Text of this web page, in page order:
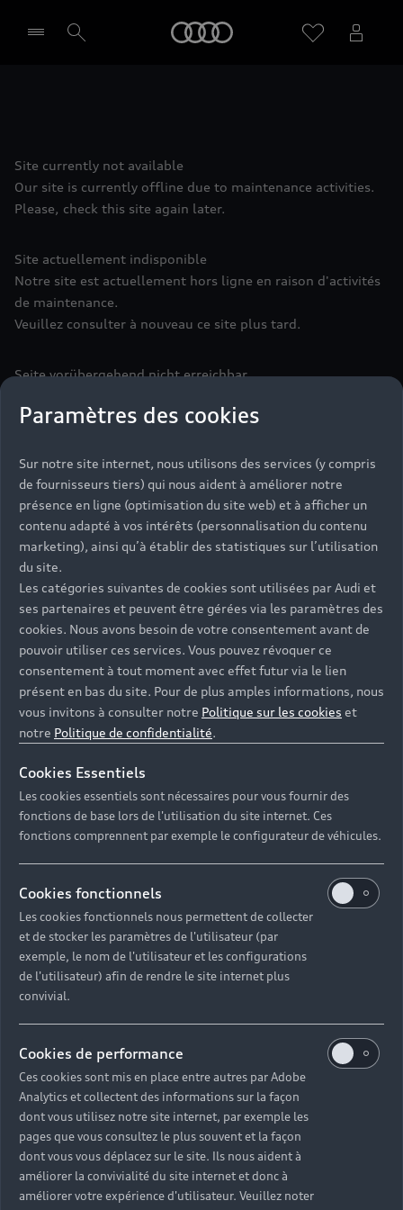
Audi
Site currently not available
Our site is currently offline due to maintenance activities.
Please, check this site again later.
Site actuellement indisponible
Notre site est actuellement hors ligne en raison d'activités
de maintenance.
Veuillez consulter à nouveau ce site plus tard.
Seite vorübergehend nicht erreichbar
vorübergehend nicht erreichbar.
©2026AUDI AG. All rights reserved.
Retour en haut
Accès rapides
Quelle Audi me correspond ?
Tous les modèles
Recherche de véhicules neufs
Véhicules d'occasion disponibles
Demander un essai
Informations et Service Clients
Accessibilité - Clients Sourds et Malentendants
Trouver mon Partenaire Audi
Modèles
Électrique
Hybride rechargeable
Compacte
Berline
Avant
SUV électrique
SUV hybride
SUV
Achat et location
Configurer mon Audi
Réservation et option d'achat
Financer mon Audi
Garanties Audi
Espace Client Audi Financial Services
Heycar
Pour les professionnels
Voiture hybride
Voiture commerciale
SUV société
Achat véhicule de société
Avantages voiture société
Flotte automobile
TVS
Entretenir et réparer mon Audi
Offres Après-Vente
Espace personnel myAudi
Audi connect
Informations client
Functions on Demand
Univers Audi
Notre vision
Audi Sport
Nos technologies
myAudi experience
Audi Shop : Boutique Officielle
© 2026 Audi France. Tous droits réservés.
Mentions légales
Politique sur les cookies
Gérer vos cookies
Politique de confidentialité
Système de lanceur d'alerte
Fiche produit environnementale
Devis & RDV entretien en ligne
Paramètres des cookies
Sur notre site internet, nous utilisons des services (y compris
de fournisseurs tiers) qui nous aident à améliorer notre
présence en ligne (optimisation du site web) et à afficher un
contenu adapté à vos intérêts (personnalisation du contenu
marketing), ainsi qu’à établir des statistiques sur l’utilisation
du site.
Les catégories suivantes de cookies sont utilisées par Audi et
ses partenaires et peuvent être gérées via les paramètres des
cookies. Nous avons besoin de votre consentement avant de
pouvoir utiliser ces services. Vous pouvez révoquer ce
consentement à tout moment avec effet futur via le lien
présent en bas du site. Pour de plus amples informations, nous
vous invitons à consulter notre Politique sur les cookies et
notre Politique de confidentialité.
Cookies Essentiels
Les cookies essentiels sont nécessaires pour vous fournir des
fonctions de base lors de l'utilisation du site internet. Ces
fonctions comprennent par exemple le configurateur de véhicules.
Cookies fonctionnels
Les cookies fonctionnels nous permettent de collecter
et de stocker les paramètres de l'utilisateur (par
exemple, le nom de l'utilisateur et les configurations
de l'utilisateur) afin de rendre le site internet plus
convivial.
Cookies de performance
Ces cookies sont mis en place entre autres par Adobe
Analytics et collectent des informations sur la façon
dont vous utilisez notre site internet, par exemple les
pages que vous consultez le plus souvent et la façon
dont vous vous déplacez sur le site. Ils nous aident à
améliorer la convivialité du site internet et donc à
améliorer votre expérience d'utilisateur. Veuillez noter